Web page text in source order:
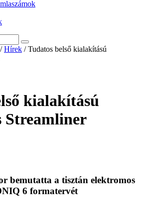
/Hírek /Tudatos belső kialakítású
kialakítású
Streamliner
bemutatta a tisztán elektromos
6 formatervét